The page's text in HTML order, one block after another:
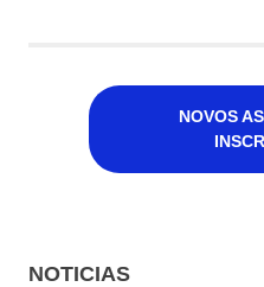
NOVOS
NOTICIAS